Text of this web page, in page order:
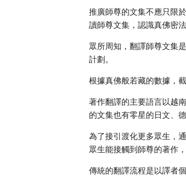
推廣師尊的文集不應只限
讀師尊文集，認識真佛密法
眾所周知，翻譯師尊文集
計劃。
根據真佛般若藏的數據，
著作翻譯的主要語言以越
的文集也有零星的日文、
為了接引渡化更多眾生，
眾生能接觸到師尊的著作
傳統的翻譯流程是以譯者